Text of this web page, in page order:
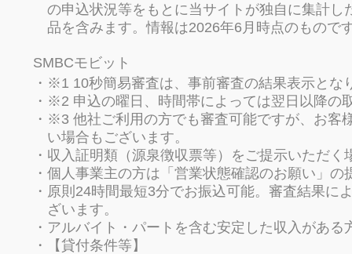
の申込状況等をもとに当サイトが独自に集計
品を含みます。情報は2026年6月時点のもので
SMBCモビット
※1 10秒簡易審査は、事前審査の結果表示とな
※2 申込の曜日、時間帯によっては翌日以降の
※3 他社ご利用の方でも審査可能ですが、お客
い場合もございます。
収入証明類（源泉徴収票等）をご提示いただく
個人事業主の方は「営業状態確認のお願い」
原則24時間最短3分でお振込可能。審査結果に
ざいます。
アルバイト・パートを含む安定した収入がある
【貸付条件等】